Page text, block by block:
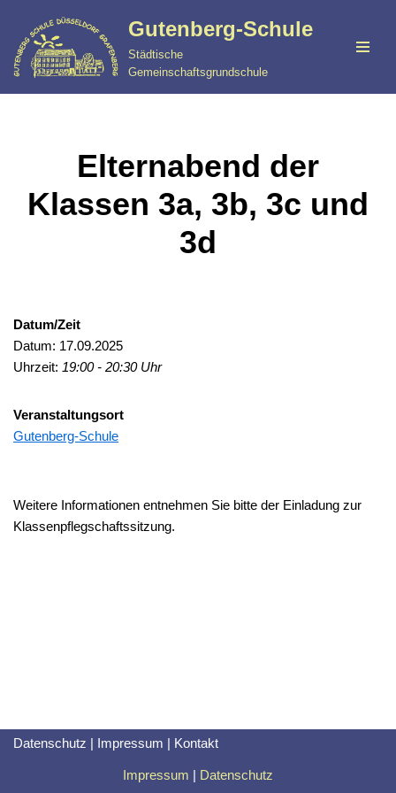
Zum
Inhalt
Gutenberg-Schule
Städtische
Gemeinschaftsgrundschule
Elternabend der
Klassen 3a, 3b, 3c und
3d
Datum/Zeit
Datum: 17.09.2025
Uhrzeit: 19:00 - 20:30 Uhr
Veranstaltungsort
Gutenberg-Schule
Weitere Informationen entnehmen Sie bitte der Einladung zur
Klassenpflegschaftssitzung.
Datenschutz | Impressum | Kontakt
Impressum | Datenschutz